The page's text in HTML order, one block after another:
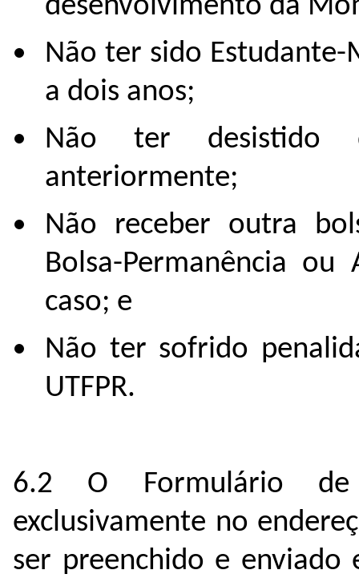
desenvolvimento da
Não ter sido
a dois anos;
Não ter desistido
anteriormente;
Não receber outra
Bolsa-Permanência
caso; e
Não ter sofrido
UTFPR.
6.2 O Formulário de
exclusivamente no
ser preenchido e